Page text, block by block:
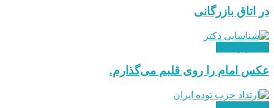
در اتاق بازرگانی
عکس امام را روی قلبم می‌گذارم.